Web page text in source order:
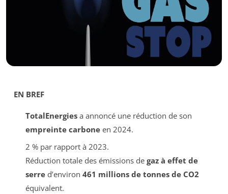
EN BREF
TotalEnergiesa annoncé une réduction de son
empreinte carboneen 2024.
2 % par rapport à 2023.
Réduction totale des émissions de gaz à effet de
serred’environ 461 millions de tonnes de CO2
équivalent.